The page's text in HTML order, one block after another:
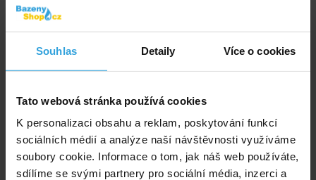
Souhlas Detaily Více o cookies
Tato webová stránka používá cookies
K personalizaci obsahu a reklam, poskytování funkcí
sociálních médií a analýze naší návštěvnosti využíváme
soubory cookie. Informace o tom, jak náš web používáte,
sdílíme se svými partnery pro sociální média, inzerci a
do košíku